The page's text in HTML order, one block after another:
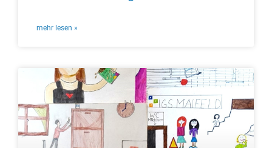
mehr lesen »